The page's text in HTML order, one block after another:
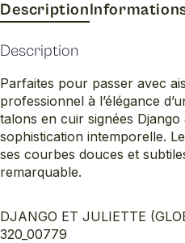
Description
Description
Parfaites pour passer avec
professionnel à l’élégance
talons en cuir signées
sophistication intemporelle.
ses courbes douces et
remarquable.
DJANGO ET JULIETTE
320_00779